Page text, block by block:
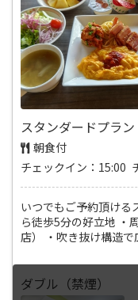
スタンダードプラ
朝食付
チェックイン：15:00
いつでもご予約頂ける
ら徒歩5分の好立地 ・
店） ・吹き抜け構造で
ダブル（禁煙）